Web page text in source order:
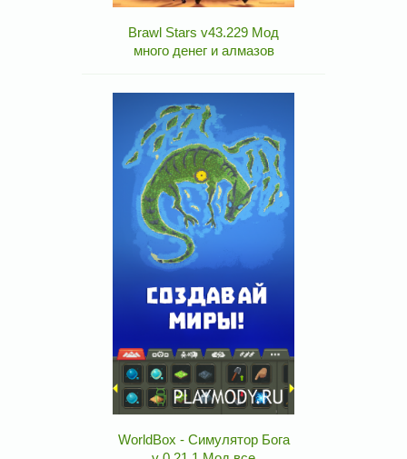
Brawl Stars v43.229 Мод
много денег и алмазов
WorldBox - Симулятор Бога